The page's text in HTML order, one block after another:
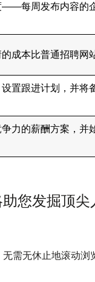
——每周发布内容的
成本比普通招聘网
置跟进计划，并将
力的薪酬方案，并
您发掘顶尖
需无休止地滚动浏